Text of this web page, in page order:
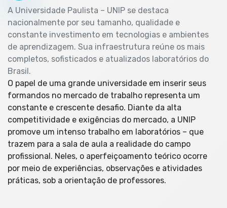
A Universidade Paulista – UNIP se destaca
nacionalmente por seu tamanho, qualidade e
constante investimento em tecnologias e ambientes
de aprendizagem. Sua infraestrutura reúne os mais
completos, sofisticados e atualizados laboratórios do
Brasil.
O papel de uma grande universidade em inserir seus
formandos no mercado de trabalho representa um
constante e crescente desafio. Diante da alta
competitividade e exigências do mercado, a UNIP
promove um intenso trabalho em laboratórios – que
trazem para a sala de aula a realidade do campo
profissional. Neles, o aperfeiçoamento teórico ocorre
por meio de experiências, observações e atividades
práticas, sob a orientação de professores.